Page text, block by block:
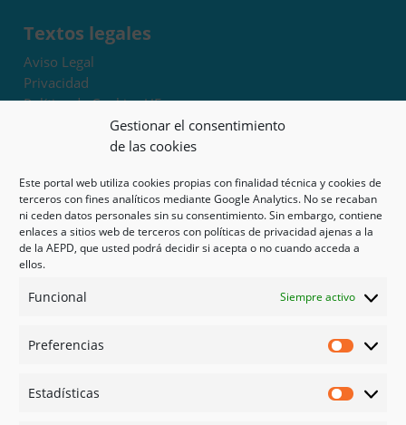
Gestionar el consentimiento
de las cookies
Este portal web utiliza cookies propias con finalidad técnica y cookies de
terceros con fines analíticos mediante Google Analytics. No se recaban
ni ceden datos personales sin su consentimiento. Sin embargo, contiene
enlaces a sitios web de terceros con políticas de privacidad ajenas a la
de la AEPD, que usted podrá decidir si acepta o no cuando acceda a
ellos.
Funcional Siempre activo
Preferencias
Estadísticas
Textos legales
Aviso Legal
Privacidad
Política de Cookies UE
Términos y condiciones
Exoneración de responsabilidad
Mapa del sitio
Mi cuenta
Tienda
Psicología en Murcia
Guías
Redes sociales
Instagram